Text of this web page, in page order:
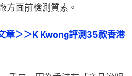
方面前檢測質素。
章＞＞K Kwong評測35款香港